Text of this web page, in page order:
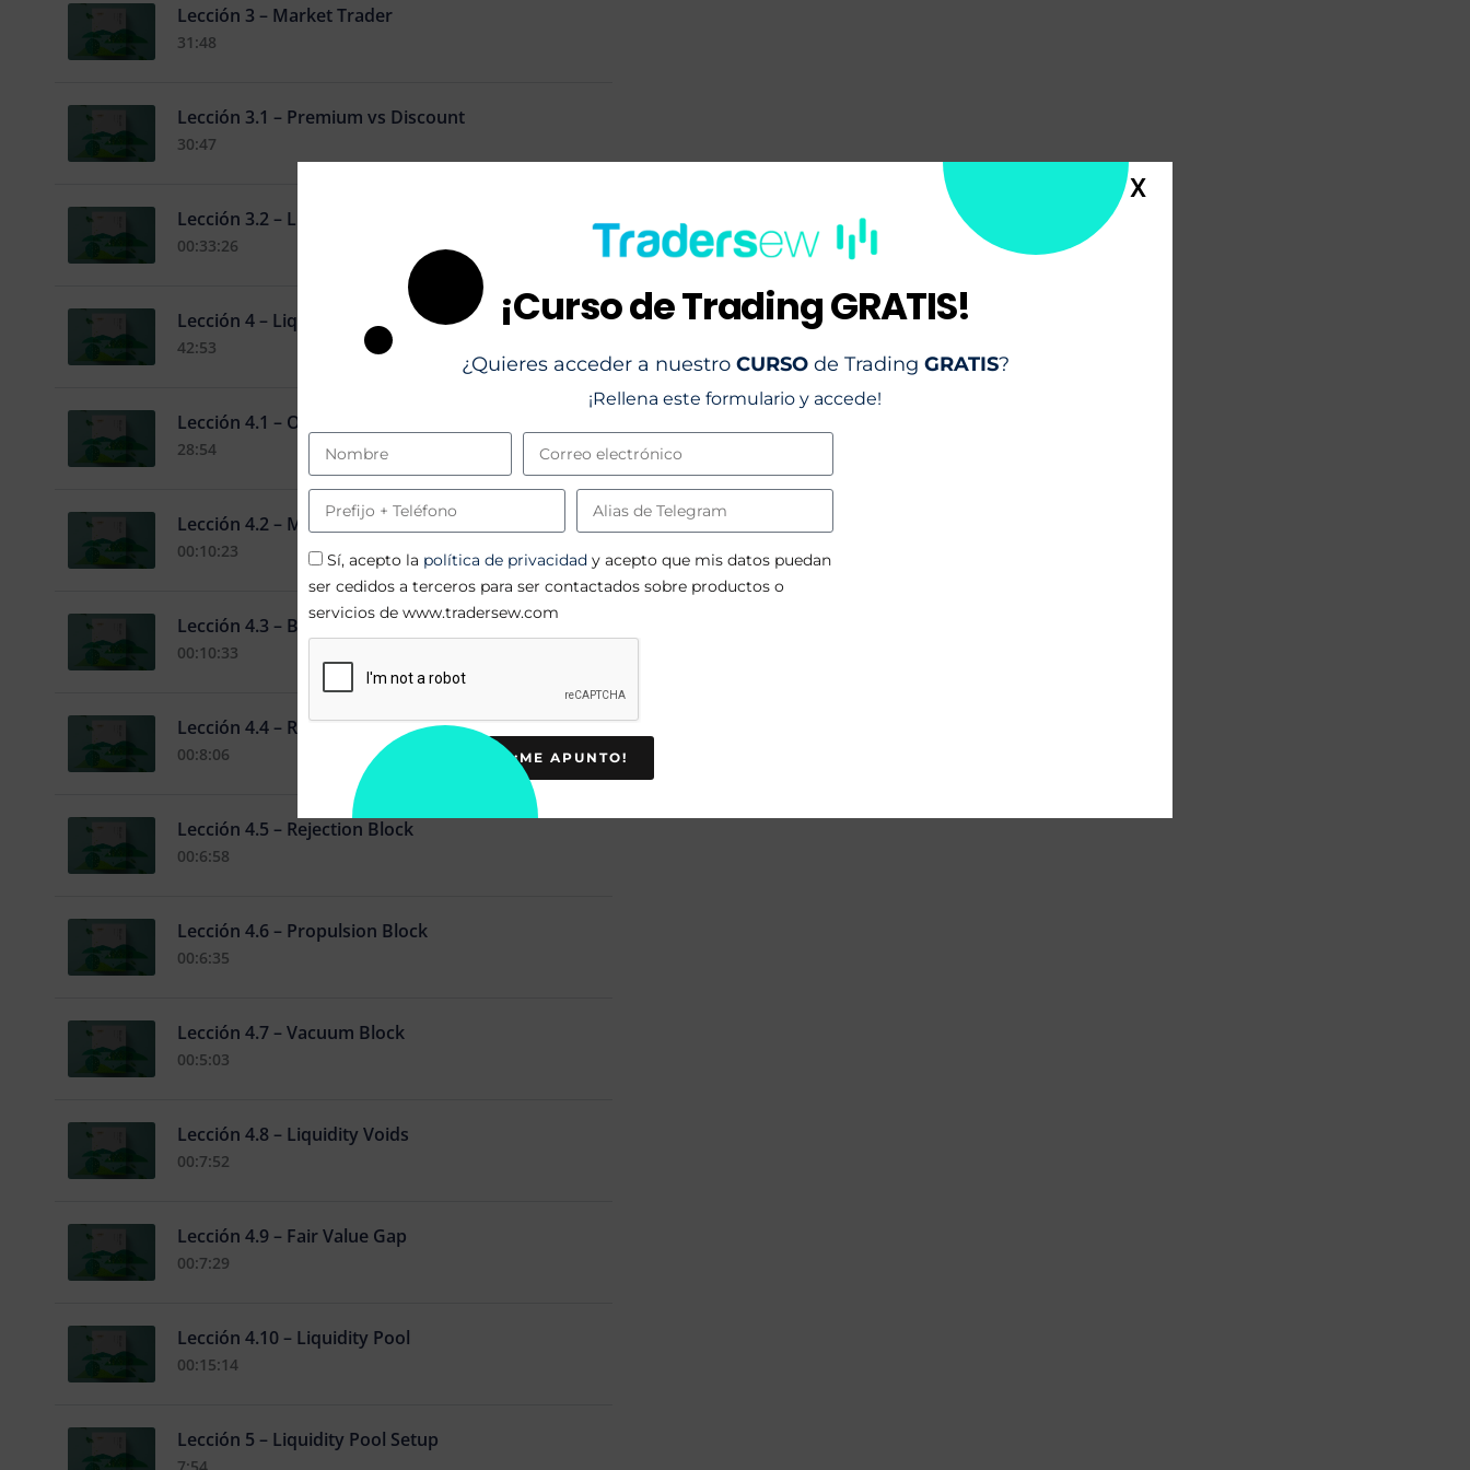
Lección 3 – Market Trader
31:48
Lección 3.1 – Premium vs Discount
30:47
Lección 3.2 – Liquidity Runs
00:33:26
Lección 4 – Liquidity & OB
42:53
Lección 4.1 – Order Block Sniper
28:54
Lección 4.2 – Mitigation OB
00:10:23
Lección 4.3 – Breaker OB
00:10:33
Lección 4.4 – Reclaimed Block
00:8:06
Lección 4.5 – Rejection Block
00:6:58
Lección 4.6 – Propulsion Block
00:6:35
Lección 4.7 – Vacuum Block
00:5:03
Lección 4.8 – Liquidity Voids
00:7:52
Lección 4.9 – Fair Value Gap
00:7:29
Lección 4.10 – Liquidity Pool
00:15:14
Lección 5 – Liquidity Pool Setup
X
¡Curso de Trading GRATIS!
¿Quieres acceder a nuestro CURSOde Trading GRATIS?
¡Rellena este formulario y accede!
Sí, acepto la política de privacidad y acepto que mis datos puedan
ser cedidos a terceros para ser contactados sobre productos o
servicios de www.tradersew.com
¡ME APUNTO!